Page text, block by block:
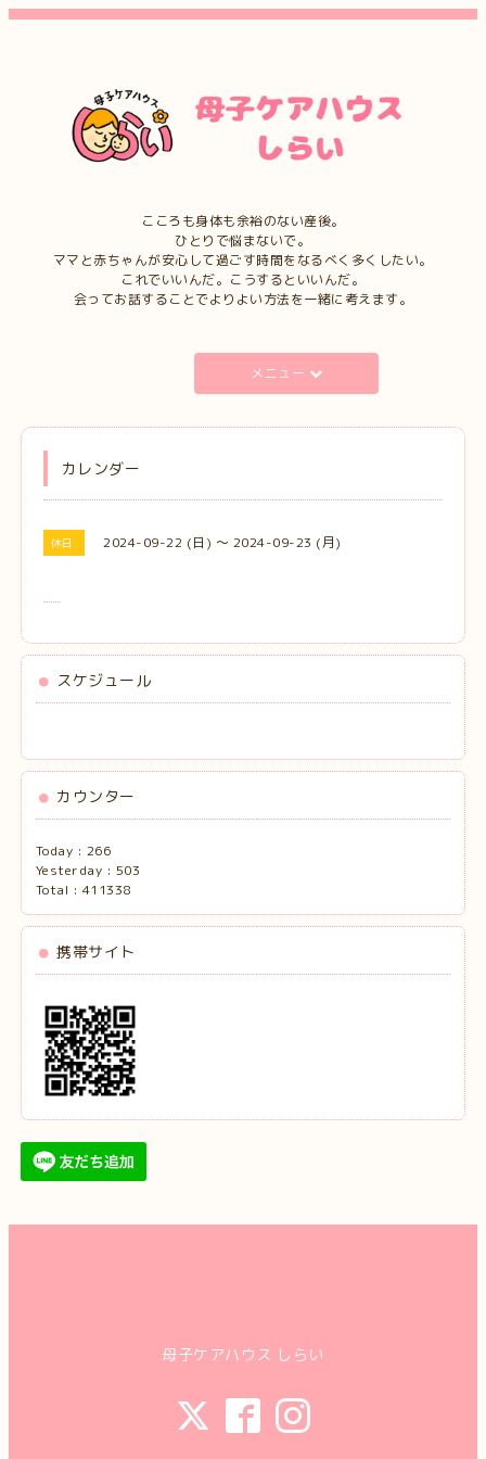
こころも身体も余裕のない産後。
ひとりで悩まないで。
ママと赤ちゃんが安心して過ごす時間をなるべく多くしたい。
これでいいんだ。こうするといいんだ。
会ってお話することでよりよい方法を一緒に考えます。
メニュー
カレンダー
休日 2024-09-22 (日) ～ 2024-09-23 (月)
スケジュール
カウンター
Today : 266
Yesterday : 503
Total : 411338
携帯サイト
母子ケアハウス しらい